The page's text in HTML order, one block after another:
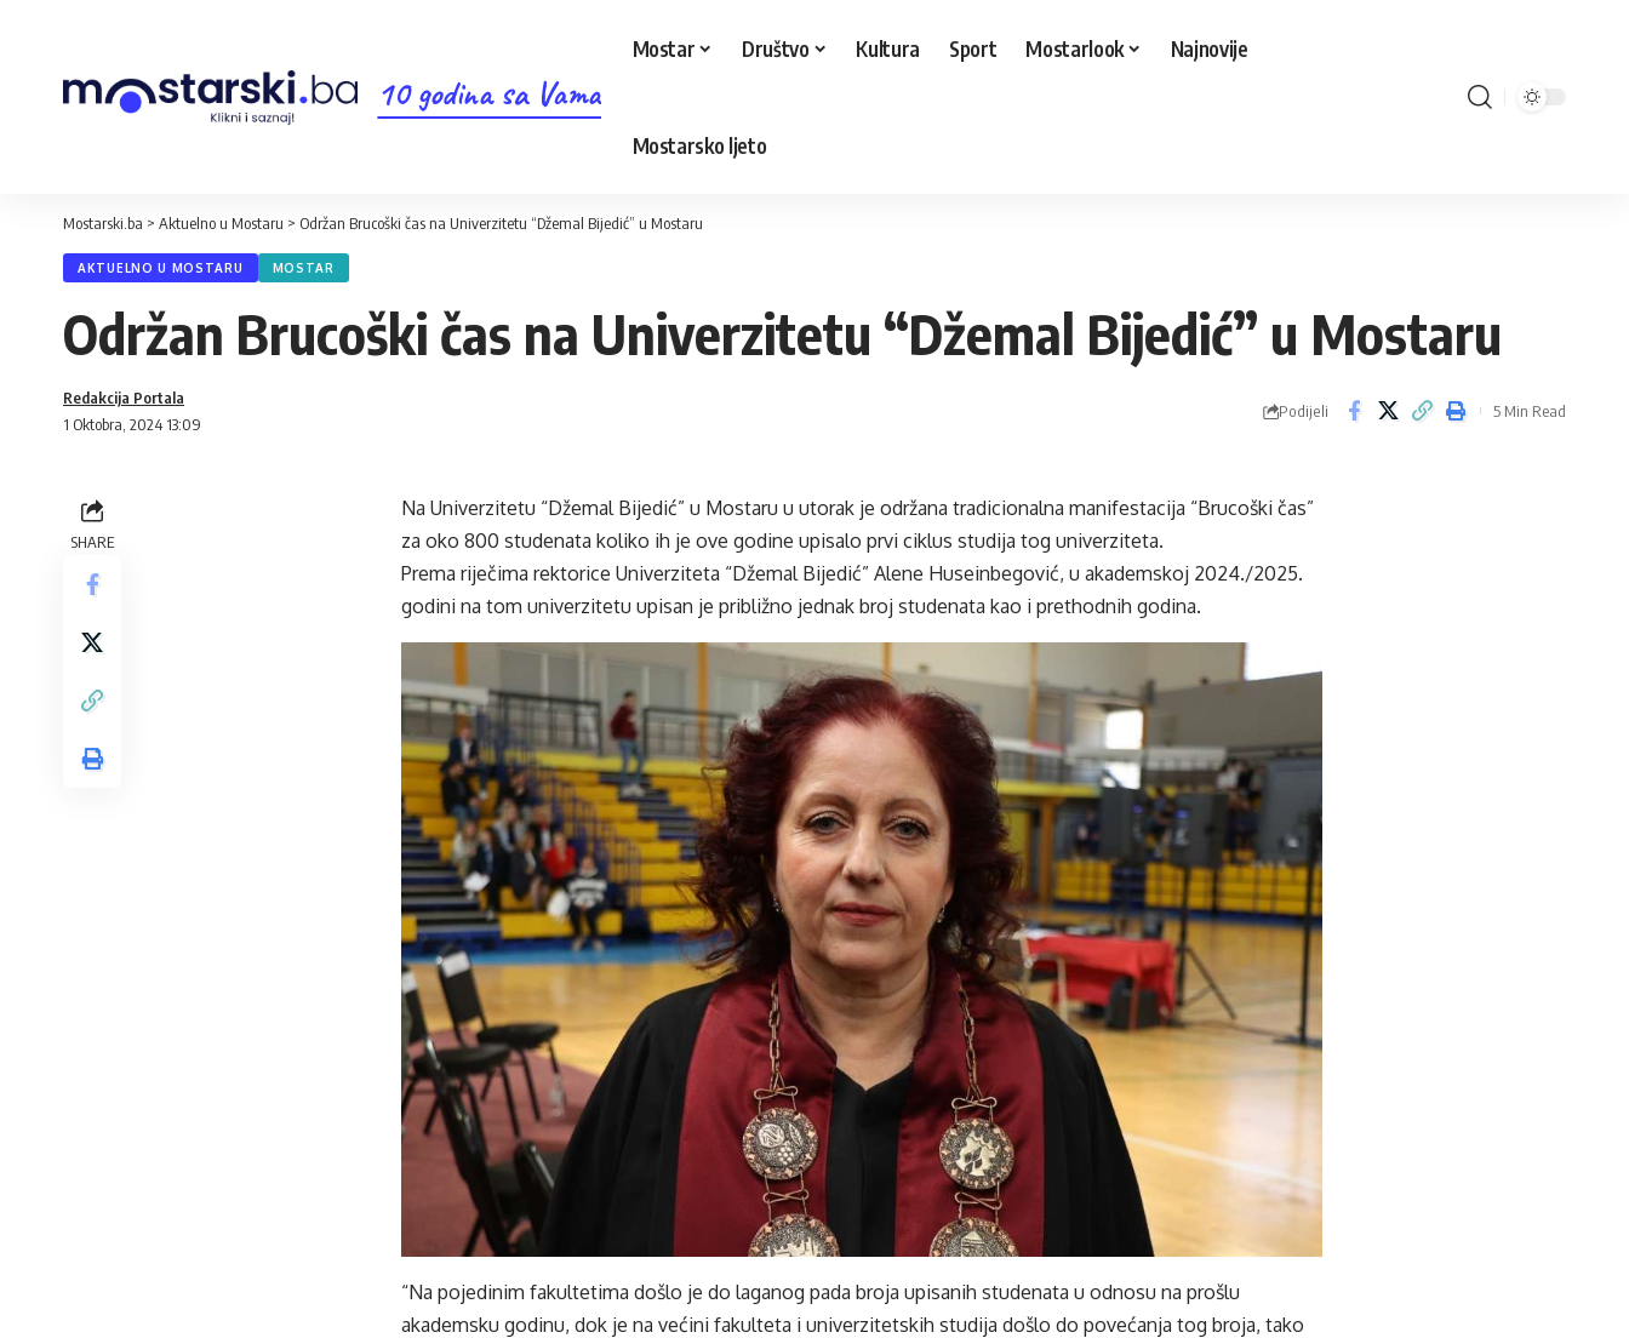
10 godina sa Vama
Mostar Društvo Kultura Sport Mostarlook Najnovije
Mostarsko ljeto
Mostarski.ba > Aktuelno u Mostaru > Održan Brucoški čas na Univerzitetu “Džemal Bijedić” u Mostaru
AKTUELNO U MOSTARU MOSTAR
Održan Brucoški čas na Univerzitetu “Džemal Bijedić” u Mostaru
1 Oktobra, 2024 13:09
Redakcija Portala
Podijeli 5 Min Read
SHARE
Na Univerzitetu “Džemal Bijedić” u Mostaru u utorak je održana tradicionalna manifestacija “Brucoški čas”
za oko 800 studenata koliko ih je ove godine upisalo prvi ciklus studija tog univerziteta.
Prema riječima rektorice Univerziteta “Džemal Bijedić” Alene Huseinbegović, u akademskoj 2024./2025.
godini na tom univerzitetu upisan je približno jednak broj studenata kao i prethodnih godina.
“Na pojedinim fakultetima došlo je do laganog pada broja upisanih studenata u odnosu na prošlu
akademsku godinu, dok je na većini fakulteta i univerzitetskih studija došlo do povećanja tog broja, tako